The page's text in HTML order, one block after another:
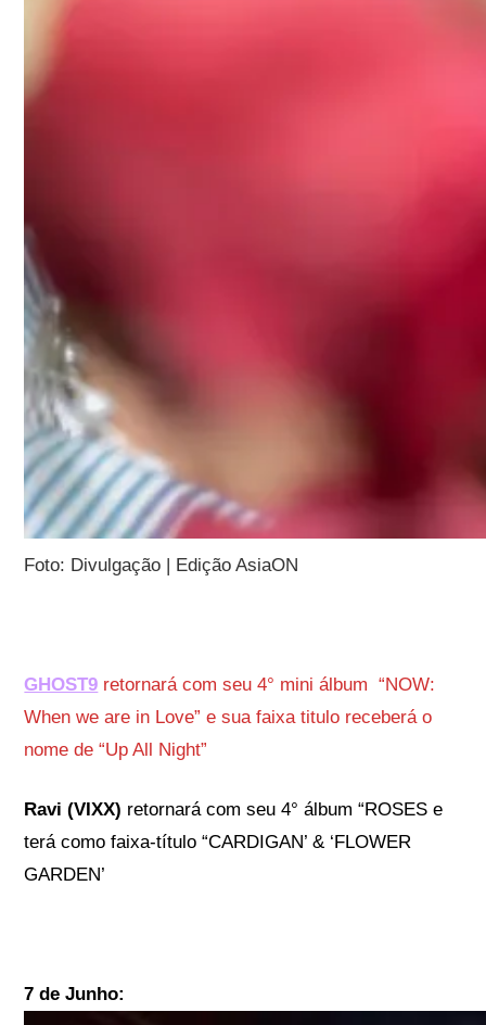
Foto: Divulgação | Edição AsiaON
GHOST9 retornará com seu 4° mini álbum “NOW:
When we are in Love” e sua faixa titulo receberá o
nome de “Up All Night”
Ravi (VIXX) retornará com seu 4° álbum “ROSES e
terá como faixa-título “CARDIGAN’ & ‘FLOWER
GARDEN’
7 de Junho: